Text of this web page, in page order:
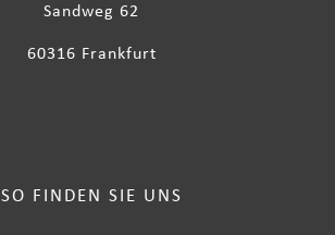
Sandweg 62
60316 Frankfurt
SO FINDEN SIE UNS